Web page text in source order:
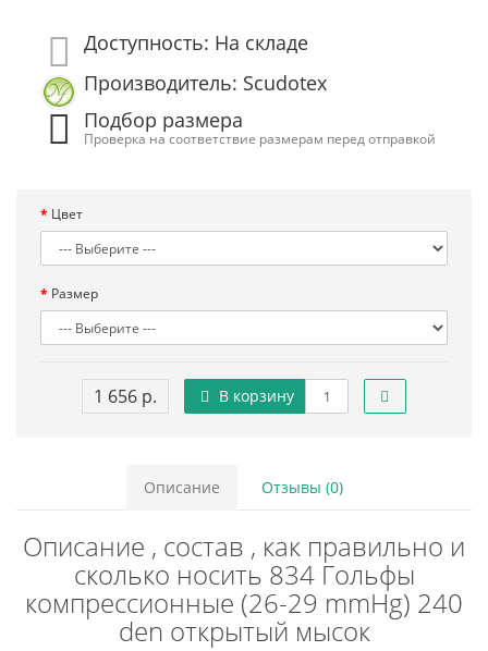
Доступность: На складе
Производитель: Scudotex
Подбор размера
Проверка на соответствие размерам перед отправкой
Цвет
Размер
1 656 р. В корзину
Описание Отзывы (0)
Описание , состав , как правильно и
сколько носить 834 Гольфы
компрессионные (26-29 mmHg) 240
den открытый мысок